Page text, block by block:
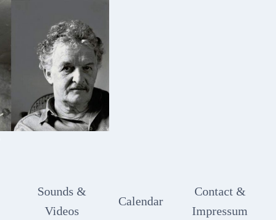
Sounds &
Videos
Calendar
Contact &
Impressum